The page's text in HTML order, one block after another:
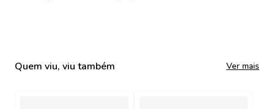
Quem viu, viu também Ver mais